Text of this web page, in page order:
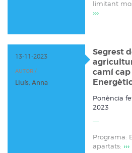
limitant
›››
13-11-2023
AUTOR /
Lluís, Anna
Segrest
camí cap
Ponència
2023
Programa:
apartats: ›››